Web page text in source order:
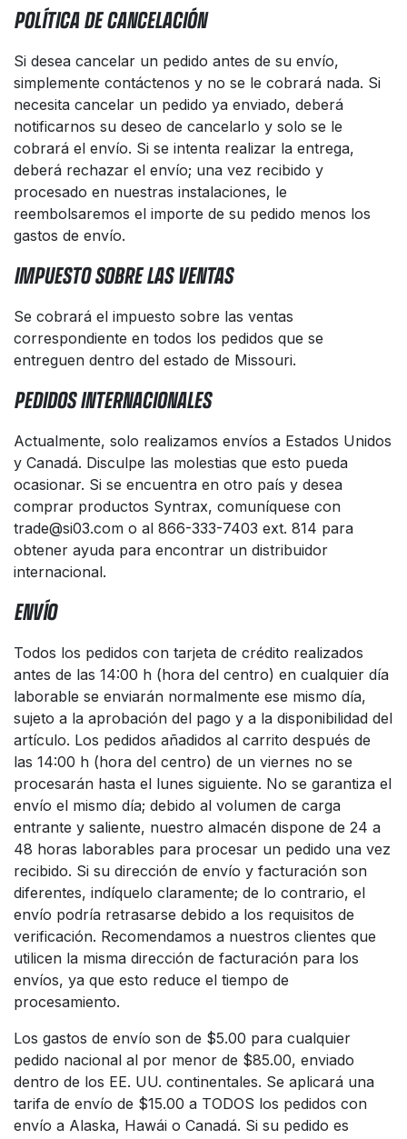
POLÍTICA DE CANCELACIÓN
Si desea cancelar un pedido antes de su envío,
simplemente contáctenos y no se le cobrará nada. Si
necesita cancelar un pedido ya enviado, deberá
notificarnos su deseo de cancelarlo y solo se le
cobrará el envío. Si se intenta realizar la entrega,
deberá rechazar el envío; una vez recibido y
procesado en nuestras instalaciones, le
reembolsaremos el importe de su pedido menos los
gastos de envío.
IMPUESTO SOBRE LAS VENTAS
Se cobrará el impuesto sobre las ventas
correspondiente en todos los pedidos que se
entreguen dentro del estado de Missouri.
PEDIDOS INTERNACIONALES
Actualmente, solo realizamos envíos a Estados Unidos
y Canadá. Disculpe las molestias que esto pueda
ocasionar. Si se encuentra en otro país y desea
comprar productos Syntrax, comuníquese con
trade@si03.com o al 866-333-7403 ext. 814 para
obtener ayuda para encontrar un distribuidor
internacional.
ENVÍO
Todos los pedidos con tarjeta de crédito realizados
antes de las 14:00 h (hora del centro) en cualquier día
laborable se enviarán normalmente ese mismo día,
sujeto a la aprobación del pago y a la disponibilidad del
artículo. Los pedidos añadidos al carrito después de
las 14:00 h (hora del centro) de un viernes no se
procesarán hasta el lunes siguiente. No se garantiza el
envío el mismo día; debido al volumen de carga
entrante y saliente, nuestro almacén dispone de 24 a
48 horas laborables para procesar un pedido una vez
recibido. Si su dirección de envío y facturación son
diferentes, indíquelo claramente; de lo contrario, el
envío podría retrasarse debido a los requisitos de
verificación. Recomendamos a nuestros clientes que
utilicen la misma dirección de facturación para los
envíos, ya que esto reduce el tiempo de
procesamiento.
Los gastos de envío son de $5.00 para cualquier
pedido nacional al por menor de $85.00, enviado
dentro de los EE. UU. continentales. Se aplicará una
tarifa de envío de $15.00 a TODOS los pedidos con
envío a Alaska, Hawái o Canadá. Si su pedido es